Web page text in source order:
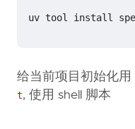
给当前项目初始化用
t, 使用 shell 脚本